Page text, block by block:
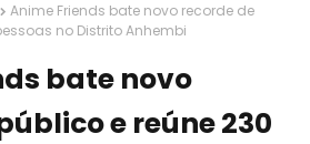
Anime Friends bate novo recorde de
no Distrito Anhembi
bate novo
e reúne 230